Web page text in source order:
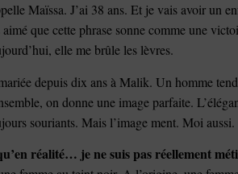
Maïssa. J’ai 38 ans. Et je vais avoir un
aimé que cette phrase sonne comme une
elle me brûle les lèvres.
depuis dix ans à Malik. Un homme
on donne une image parfaite.
souriants. Mais l’image ment. Moi aussi.
réalité… je ne suis pas réellement